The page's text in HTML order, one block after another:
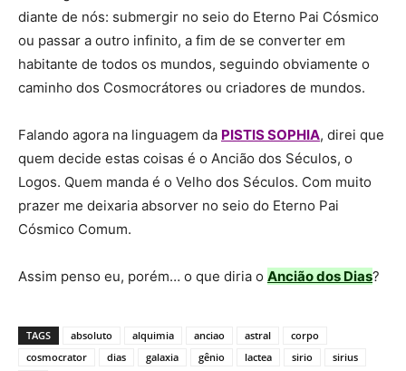
diante de nós: submergir no seio do Eterno Pai Cósmico
ou passar a outro infinito, a fim de se converter em
habitante de todos os mundos, seguindo obviamente o
caminho dos Cosmocrátores ou criadores de mundos.
Falando agora na linguagem da PISTIS SOPHIA, direi que
quem decide estas coisas é o Ancião dos Séculos, o
Logos. Quem manda é o Velho dos Séculos. Com muito
prazer me deixaria absorver no seio do Eterno Pai
Cósmico Comum.
Assim penso eu, porém… o que diria o Ancião dos Dias?
TAGS absoluto alquimia anciao astral
corpo
cosmocrator
dias galaxia gênio lactea sirio
sirius